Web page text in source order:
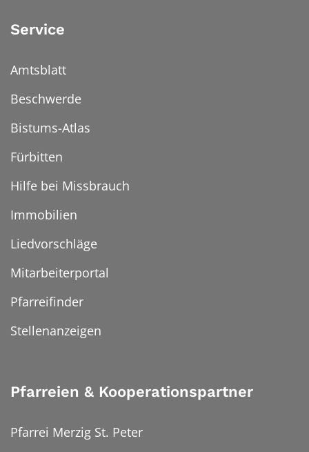
Service
Amtsblatt
Beschwerde
Bistums-Atlas
Fürbitten
Hilfe bei Missbrauch
Immobilien
Liedvorschläge
Mitarbeiterportal
Pfarreifinder
Stellenanzeigen
Pfarreien & Kooperationspartner
Pfarrei Merzig St. Peter